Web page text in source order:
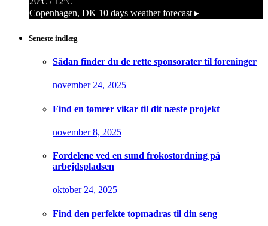
Copenhagen, DK 10 days weather forecast ▸
Seneste indlæg
Sådan finder du de rette sponsorater til foreninger
november 24, 2025
Find en tømrer vikar til dit næste projekt
november 8, 2025
Fordelene ved en sund frokostordning på
arbejdspladsen
oktober 24, 2025
Find den perfekte topmadras til din seng